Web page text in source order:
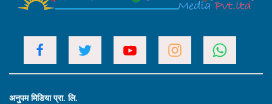
अनुपम मिडिया प्रा. लि.